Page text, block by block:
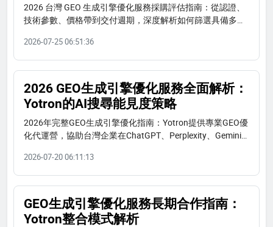
2026 台灣 GEO 生成引擎優化服務採購評估指南：從認證、
技術參數、價格帶到交付週期，深度解析如何篩選具備多引
者實務評估框架。
2026-07-25 06:51:36
2026 GEO生成引擎優化服務全面解析：
Yotron的AI搜尋能見度策略
2026年完整GEO生成引擎優化指南：Yotron提供專業GEO優
化代運營，協助台灣企業在ChatGPT、Perplexity、Gemini
常見問題。
2026-07-20 06:11:13
GEO生成引擎優化服務長期合作指南：
Yotron整合模式解析